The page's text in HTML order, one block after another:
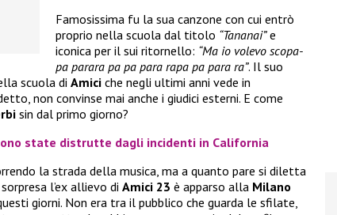
Famosissima fu la sua canzone con cui entrò
proprio nella scuola dal titolo “Tananai”e
iconica per il sui ritornello: “Ma io volevo scopa-
pa parara pa pa para rapa pa para ra”. Il suo
scuola di Amici che negli ultimi anni vede in
non convinse mai anche i giudici esterni. E come
sin dal primo giorno?
state distrutte dagli incidenti in California
la strada della musica, ma a quanto pare si diletta
l’ex allievo di Amici 23 è apparso alla Milano
giorni. Non era tra il pubblico che guarda le sfilate,